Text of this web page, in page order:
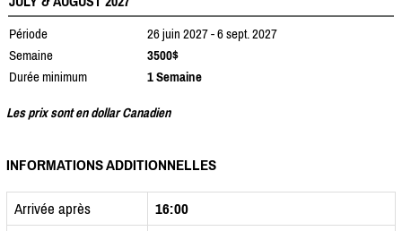
Période
26 juin 2027 - 6 sept. 2027
Semaine
3500$
Durée minimum
1 Semaine
Les prix sont en dollar Canadien
INFORMATIONS ADDITIONNELLES
Arrivée après
16:00